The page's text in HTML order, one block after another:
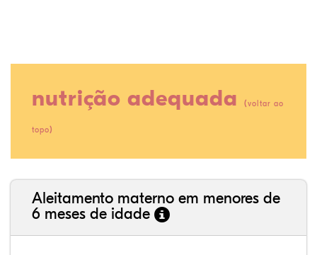
nutrição adequada (voltar ao
topo)
Aleitamento materno em menores de
6 meses de idade
80,23%
3,70%
0,00%
13,99%
0,64%
1,45%
35,89%
3,62%
0,11%
52,11%
2,54%
5,72%